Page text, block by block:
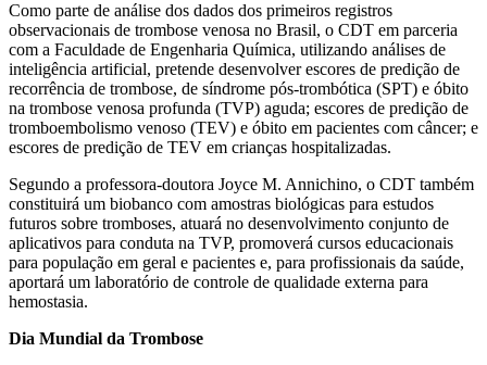
Como parte de análise dos dados dos primeiros registros
observacionais de trombose venosa no Brasil, o CDT em parceria
com a Faculdade de Engenharia Química, utilizando análises de
inteligência artificial, pretende desenvolver escores de predição de
recorrência de trombose, de síndrome pós-trombótica (SPT) e óbito
na trombose venosa profunda (TVP) aguda; escores de predição de
tromboembolismo venoso (TEV) e óbito em pacientes com câncer; e
escores de predição de TEV em crianças hospitalizadas.
Segundo a professora-doutora Joyce M. Annichino, o CDT também
constituirá um biobanco com amostras biológicas para estudos
futuros sobre tromboses, atuará no desenvolvimento conjunto de
aplicativos para conduta na TVP, promoverá cursos educacionais
para população em geral e pacientes e, para profissionais da saúde,
aportará um laboratório de controle de qualidade externa para
hemostasia.
Dia Mundial da Trombose